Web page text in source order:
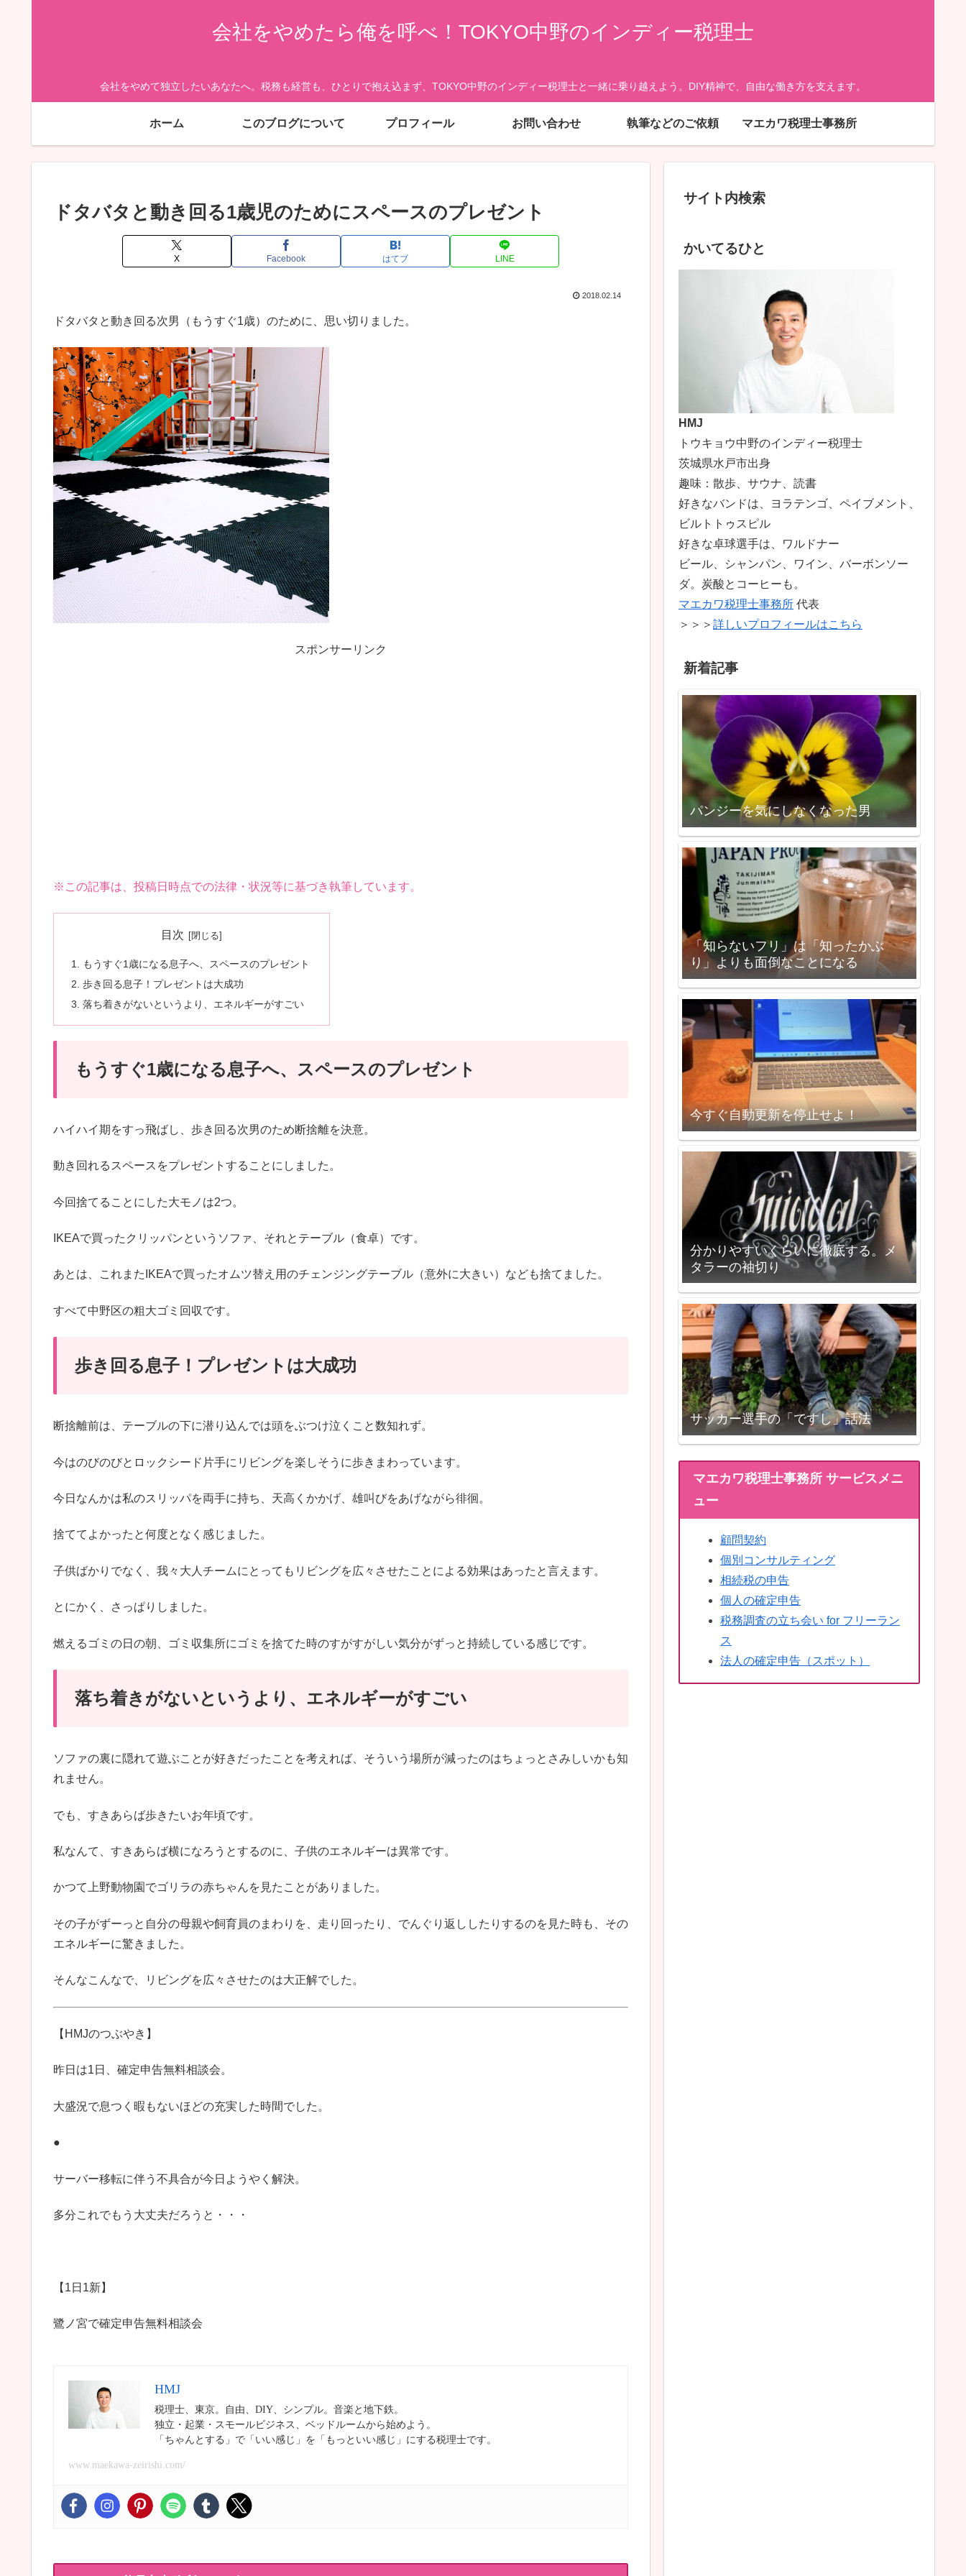
会社をやめたら俺を呼べ！TOKYO中野のインディー税理士
会社をやめて独立したいあなたへ。税務も経営も、ひとりで抱え込まず、TOKYO中野のインディー税理士と一緒に乗り越えよう。DIY精神で、自由な働き方を支えます。
ホーム このブログについて プロフィール お問い合わせ 執筆などのご依頼 マエカワ税理士事務所
ドタバタと動き回る1歳児のためにスペースのプレゼント
X Facebook はてブ LINE
2018.02.14
ドタバタと動き回る次男（もうすぐ1歳）のために、思い切りました。
スポンサーリンク
※この記事は、投稿日時点での法律・状況等に基づき執筆しています。
目次
もうすぐ1歳になる息子へ、スペースのプレゼント
歩き回る息子！プレゼントは大成功
落ち着きがないというより、エネルギーがすごい
もうすぐ1歳になる息子へ、スペースのプレゼント
ハイハイ期をすっ飛ばし、歩き回る次男のため断捨離を決意。
動き回れるスペースをプレゼントすることにしました。
今回捨てることにした大モノは2つ。
IKEAで買ったクリッパンというソファ、それとテーブル（食卓）です。
あとは、これまたIKEAで買ったオムツ替え用のチェンジングテーブル（意外に大きい）なども捨てました。
すべて中野区の粗大ゴミ回収です。
歩き回る息子！プレゼントは大成功
断捨離前は、テーブルの下に潜り込んでは頭をぶつけ泣くこと数知れず。
今はのびのびとロックシード片手にリビングを楽しそうに歩きまわっています。
今日なんかは私のスリッパを両手に持ち、天高くかかげ、雄叫びをあげながら徘徊。
捨ててよかったと何度となく感じました。
子供ばかりでなく、我々大人チームにとってもリビングを広々させたことによる効果はあったと言えます。
とにかく、さっぱりしました。
燃えるゴミの日の朝、ゴミ収集所にゴミを捨てた時のすがすがしい気分がずっと持続している感じです。
落ち着きがないというより、エネルギーがすごい
ソファの裏に隠れて遊ぶことが好きだったことを考えれば、そういう場所が減ったのはちょっとさみしいかも知
れません。
でも、すきあらば歩きたいお年頃です。
私なんて、すきあらば横になろうとするのに、子供のエネルギーは異常です。
かつて上野動物園でゴリラの赤ちゃんを見たことがありました。
その子がずーっと自分の母親や飼育員のまわりを、走り回ったり、でんぐり返ししたりするのを見た時も、その
エネルギーに驚きました。
そんなこんなで、リビングを広々させたのは大正解でした。
【HMJのつぶやき】
昨日は1日、確定申告無料相談会。
大盛況で息つく暇もないほどの充実した時間でした。
●
サーバー移転に伴う不具合が今日ようやく解決。
多分これでもう大丈夫だろうと・・・
【1日1新】
鷺ノ宮で確定申告無料相談会
HMJ
税理士、東京。自由、DIY、シンプル。音楽と地下鉄。
独立・起業・スモールビジネス、ベッドルームから始めよう。
「ちゃんとする」で「いい感じ」を「もっといい感じ」にする税理士です。
www.maekawa-zeirishi.com/
サイト内検索
かいてるひと
HMJ
トウキョウ中野のインディー税理士
茨城県水戸市出身
趣味：散歩、サウナ、読書
好きなバンドは、ヨラテンゴ、ペイブメント、
ビルトトゥスピル
好きな卓球選手は、ワルドナー
ビール、シャンパン、ワイン、バーボンソー
ダ。炭酸とコーヒーも。
マエカワ税理士事務所 代表
＞＞＞ 詳しいプロフィールはこちら
新着記事
パンジーを気にしなくなった男
「知らないフリ」は「知ったかぶ
り」よりも面倒なことになる
今すぐ自動更新を停止せよ！
分かりやすいくらいに徹底する。メ
タラーの袖切り
サッカー選手の「ですし」話法
マエカワ税理士事務所 サービスメニ
ュー
顧問契約
個別コンサルティング
相続税の申告
個人の確定申告
税務調査の立ち会い for フリーラン
ス
法人の確定申告（スポット）